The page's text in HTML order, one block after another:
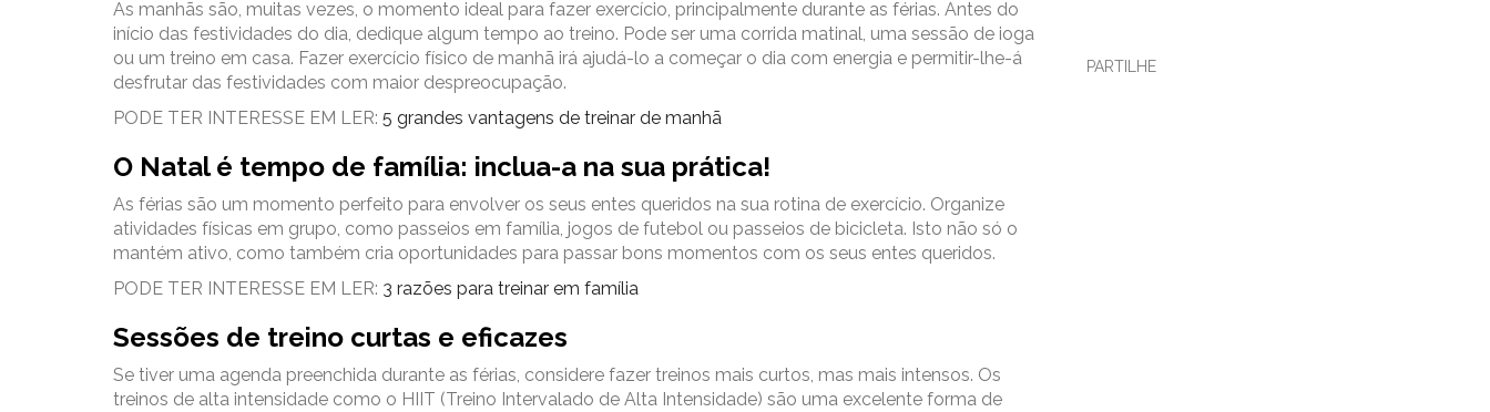
As manhãs são, muitas vezes, o momento ideal para fazer exercício, principalmente durante as férias. Antes do
início das festividades do dia, dedique algum tempo ao treino. Pode ser uma corrida matinal, uma sessão de ioga
ou um treino em casa. Fazer exercício físico de manhã irá ajudá-lo a começar o dia com energia e permitir-lhe-á
desfrutar das festividades com maior despreocupação.
PODE TER INTERESSE EM LER: 5 grandes vantagens de treinar de manhã
O Natal é tempo de família: inclua-a na sua prática!
As férias são um momento perfeito para envolver os seus entes queridos na sua rotina de exercício. Organize
atividades físicas em grupo, como passeios em família, jogos de futebol ou passeios de bicicleta. Isto não só o
mantém ativo, como também cria oportunidades para passar bons momentos com os seus entes queridos.
PODE TER INTERESSE EM LER: 3 razões para treinar em família
Sessões de treino curtas e eficazes
Se tiver uma agenda preenchida durante as férias, considere fazer treinos mais curtos, mas mais intensos. Os
treinos de alta intensidade como o HIIT (Treino Intervalado de Alta Intensidade) são uma excelente forma de
PARTILHE